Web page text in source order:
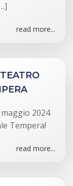
read more...
2024
Tempera!
read more...